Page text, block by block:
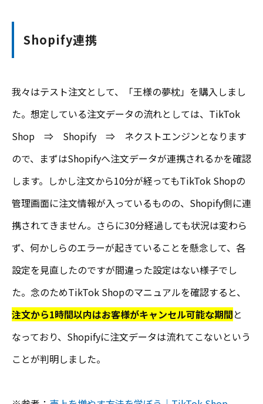
Shopify連携
我々はテスト注文として、「王様の夢枕」を購入しまし
た。想定している注文データの流れとしては、TikTok
Shop ⇒ Shopify ⇒ ネクストエンジンとなります
ので、まずはShopifyへ注文データが連携されるかを確認
します。しかし注文から10分が経ってもTikTok Shopの
管理画面に注文情報が入っているものの、Shopify側に連
携されてきません。さらに30分経過しても状況は変わら
ず、何かしらのエラーが起きていることを懸念して、各
設定を見直したのですが間違った設定はない様子でし
た。念のためTikTok Shopのマニュアルを確認すると、
注文から1時間以内はお客様がキャンセル可能な期間と
なっており、Shopifyに注文データは流れてこないという
ことが判明しました。